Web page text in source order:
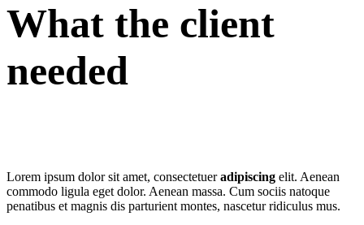
What the client
needed
Lorem ipsum dolor sit amet, consectetueradipiscing elit. Aenean
commodo ligula eget dolor. Aenean massa. Cum sociis natoque
penatibus et magnis dis parturient montes, nascetur ridiculus mus.